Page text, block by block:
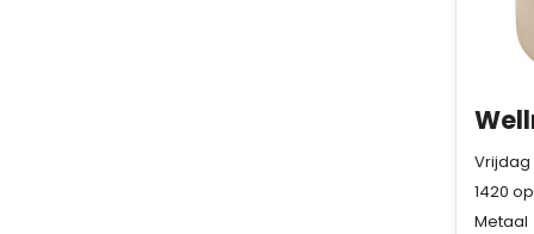
Vrijdag
1420
Metaal